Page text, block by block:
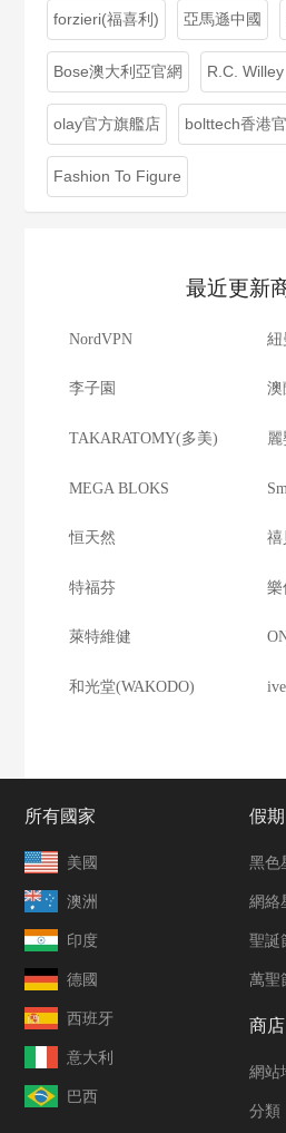
forzieri(福喜利) 亞馬遜中國
Bose澳大利亞官網 R.C. Willey
olay官方旗艦店 bolttech香港
Fashion To Figure
最近更新
NordVPN 紐
李子園 澳
TAKARATOMY(多美) 麗
MEGA BLOKS
恒天然 禧
特福芬 樂
萊特維健
和光堂(WAKODO)
所有國家
美國
澳洲
印度
德國
西班牙
意大利
巴西
假期
黑色
網絡
聖誕
萬聖
商店
網站
分類